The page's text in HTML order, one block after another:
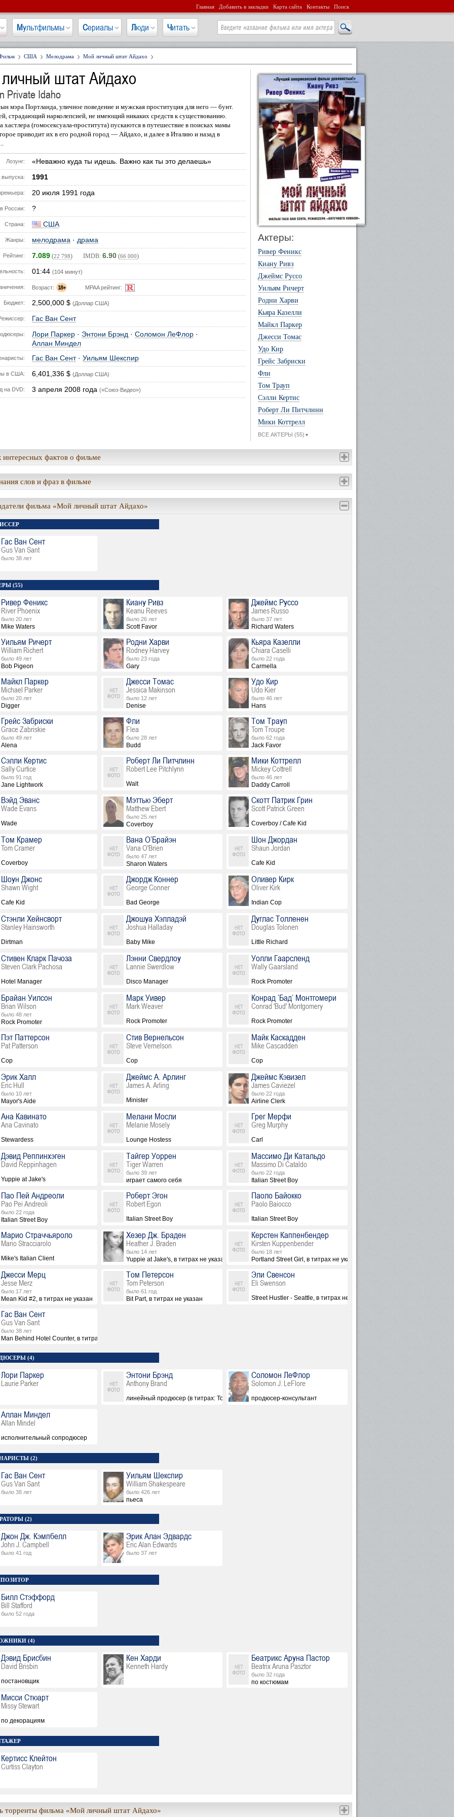
Главная Добавить в закладки Карта сайта Контакты Поиск
Мультфильмы Сериалы Люди Читать
США Мелодрама Мой личный штат Айдахо
штат Айдахо
Private Idaho
мэра Портланда, уличное поведение и мужская проституция для него — бунт.
страдающий нарколепсией, не имеющий никаких средств к существованию.
хастлера (гомосексуала-проститута) пускаются в путешествие в поисках мамы
приводит их в его родной город — Айдахо, и далее в Италию и назад в
Лозунг: «Неважно куда ты идешь. Важно как ты это делаешь»
выпуска: 1991
20 июля 1991 года
России: ?
Страна: США
Жанры: мелодрама · драма
Рейтинг: 7.089 (22 798) IMDB: 6.90 (66 000)
01:44 (104 минут)
Возраст: 18+ MPAA рейтинг:
Бюджет: 2,500,000 $ (Доллар США)
Гас Ван Сент
Лори Паркер · Энтони Брэнд · Соломон ЛеФлор ·
Аллан Миндел
Гас Ван Сент· Уильям Шекспир
в США: 6,401,336 $ (Доллар США)
на DVD: 3 апреля 2008 года («Союз-Видео»)
Актеры:
Ривер Феникс
Киану Ривз
Джеймс Руссо
Уильям Ричерт
Родни Харви
Кьяра Казелли
Майкл Паркер
Джесси Томас
Удо Кир
Грейс Забриски
Фли
Том Трауп
Сэлли Кертис
Роберт Ли Питчлинн
Мики Коттрелл
ВСЕ АКТЕРЫ (55) ▼
интересных фактов о фильме
слов и фраз в фильме
фильма «Мой личный штат Айдахо»
Гас Ван Сент
Gus Van Sant
было 38 лет
(55)
Ривер Феникс
River Phoenix
было 20 лет
Mike Waters
Киану Ривз
Keanu Reeves
было 26 лет
Scott Favor
Джеймс Руссо
James Russo
было 37 лет
Richard Waters
Уильям Ричерт
William Richert
было 49 лет
Bob Pigeon
Родни Харви
Rodney Harvey
было 23 года
Gary
Кьяра Казелли
Chiara Caselli
было 22 года
Carmella
Майкл Паркер
Michael Parker
было 20 лет
Digger
Джесси Томас
Jessica Makinson
было 12 лет
Denise
Удо Кир
Udo Kier
было 46 лет
Hans
Грейс Забриски
Grace Zabriskie
было 49 лет
Alena
Фли
Flea
было 28 лет
Budd
Том Трауп
Tom Troupe
было 62 года
Jack Favor
Сэлли Кертис
Sally Curtice
было 91 год
Jane Lightwork
Роберт Ли Питчлинн
Robert Lee Pitchlynn
Walt
Мики Коттрелл
Mickey Cottrell
было 46 лет
Daddy Carroll
Вэйд Эванс
Wade Evans
Wade
Мэттью Эберт
Matthew Ebert
было 25 лет
Coverboy
Скотт Патрик Грин
Scott Patrick Green
Coverboy / Cafe Kid
Том Крамер
Tom Cramer
Coverboy
Вана О’Брайэн
Vana O'Brien
было 47 лет
Sharon Waters
Шон Джордан
Shaun Jordan
Cafe Kid
Шоун Джонс
Shawn Wight
Cafe Kid
Джордж Коннер
George Conner
Bad George
Оливер Кирк
Oliver Kirk
Indian Cop
Стэнли Хейнсворт
Stanley Hainsworth
Dirtman
Джошуа Хэлладэй
Joshua Halladay
Baby Mike
Дуглас Толленен
Douglas Tolonen
Little Richard
Стивен Кларк Пачоза
Steven Clark Pachosa
Hotel Manager
Лэнни Свердлоу
Lannie Swerdlow
Disco Manager
Уолли Гаарсленд
Wally Gaarsland
Rock Promoter
Брайан Уилсон
Brian Wilson
было 48 лет
Rock Promoter
Марк Уивер
Mark Weaver
Rock Promoter
Конрад ’Бад’ Монтгомери
Conrad 'Bud' Montgomery
Rock Promoter
Пэт Паттерсон
Pat Patterson
Cop
Стив Вернельсон
Steve Vernelson
Cop
Майк Каскадден
Mike Cascadden
Cop
Эрик Халл
Eric Hull
было 10 лет
Mayor's Aide
Джеймс А. Арлинг
James A. Arling
Minister
Джеймс Кэвизел
James Caviezel
было 22 года
Airline Clerk
Ана Кавинато
Ana Cavinato
Stewardess
Мелани Мосли
Melanie Mosely
Lounge Hostess
Грег Мерфи
Greg Murphy
Carl
Дэвид Реппинхэген
David Reppinhagen
Yuppie at Jake's
Тайгер Уоррен
Tiger Warren
было 39 лет
играет самого себя
Массимо Ди Катальдо
Massimo Di Cataldo
было 22 года
Italian Street Boy
Пао Пей Андреоли
Pao Pei Andreoli
было 22 года
Italian Street Boy
Роберт Эгон
Robert Egon
Italian Street Boy
Паоло Байокко
Paolo Baiocco
Italian Street Boy
Марио Страччьяроло
Mario Stracciarolo
Mike's Italian Client
Хезер Дж. Браден
Heather J. Braden
было 14 лет
Yuppie at Jake's, в титрах не указана
Керстен Каппенбендер
Kirsten Kuppenbender
было 18 лет
Portland Street Girl, в титрах не указана
Джесси Мерц
Jesse Merz
было 17 лет
Mean Kid #2, в титрах не указан
Том Петерсон
Tom Peterson
было 61 год
Bit Part, в титрах не указан
Эли Свенсон
Eli Swenson
Street Hustler - Seattle, в титрах не указан
Гас Ван Сент
Gus Van Sant
было 38 лет
Man Behind Hotel Counter, в титрах не указан
(4)
Лори Паркер
Laurie Parker
Энтони Брэнд
Anthony Brand
линейный продюсер (в титрах: Tony Brand)
Соломон ЛеФлор
Solomon J. LeFlore
продюсер-консультант
Аллан Миндел
Allan Mindel
исполнительный сопродюсер
(2)
Гас Ван Сент
Gus Van Sant
было 38 лет
Уильям Шекспир
William Shakespeare
было 426 лет
пьеса
(2)
Джон Дж. Кэмпбелл
John J. Campbell
было 41 год
Эрик Алан Эдвардс
Eric Alan Edwards
было 37 лет
Билл Стэффорд
Bill Stafford
было 52 года
(4)
Дэвид Брисбин
David Brisbin
постановщик
Кен Харди
Kenneth Hardy
Беатрикс Аруна Пастор
Beatrix Aruna Pasztor
было 32 года
по костюмам
Мисси Стюарт
Missy Stewart
по декорациям
Кертисс Клейтон
Curtiss Clayton
торренты фильма «Мой личный штат Айдахо»